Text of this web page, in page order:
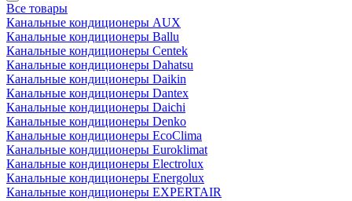
Все товары
Канальные кондиционеры AUX
Канальные кондиционеры Ballu
Канальные кондиционеры Centek
Канальные кондиционеры Dahatsu
Канальные кондиционеры Daikin
Канальные кондиционеры Dantex
Канальные кондиционеры Daichi
Канальные кондиционеры Denko
Канальные кондиционеры EcoClima
Канальные кондиционеры Euroklimat
Канальные кондиционеры Electrolux
Канальные кондиционеры Energolux
Канальные кондиционеры EXPERTAIR